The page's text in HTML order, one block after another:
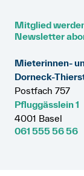
Mitglied
Newsletter
Mieterinnen-
Dorneck-
Postfach 757
Pfluggässlein 1
4001 Basel
061 555 56 56